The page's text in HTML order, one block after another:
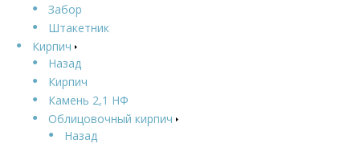
Забор
Штакетник
Кирпич
Назад
Кирпич
Камень 2,1 НФ
Облицовочный кирпич
Назад